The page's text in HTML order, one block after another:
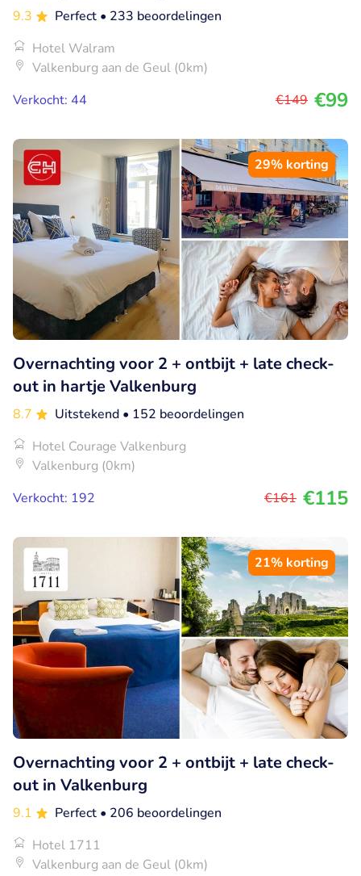
9.3 Perfect • 233 beoordelingen
Hotel Walram
Valkenburg aan de Geul (0km)
Verkocht: 44
€149 €99
29% korting
Overnachting voor 2 + ontbijt + late check-
out in hartje Valkenburg
8.7 Uitstekend • 152 beoordelingen
Hotel Courage Valkenburg
Valkenburg (0km)
Verkocht: 192
€161 €115
21% korting
Overnachting voor 2 + ontbijt + late check-
out in Valkenburg
9.1 Perfect • 206 beoordelingen
Hotel 1711
Valkenburg aan de Geul (0km)